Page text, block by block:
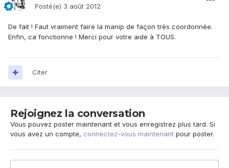
Posté(e) 3 août 2012
De fait ! Faut vraiment faire la manip de façon très coordonnée.
Enfin, ca fonctionne ! Merci pour votre aide à TOUS.
Citer
Rejoignez la conversation
Vous pouvez poster maintenant et vous enregistrez plus tard. Si
vous avez un compte, connectez-vous maintenant pour poster.